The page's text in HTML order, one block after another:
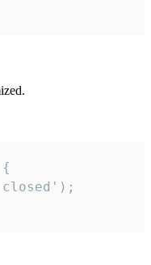
{